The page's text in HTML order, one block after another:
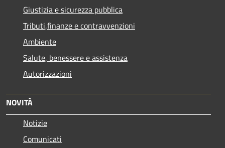
Giustizia e sicurezza pubblica
Tributi,finanze e contravvenzioni
Ambiente
Salute, benessere e assistenza
Autorizzazioni
NOVITÀ
Notizie
Comunicati